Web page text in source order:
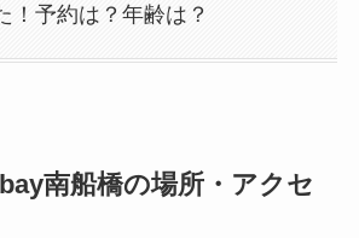
！予約は？年齢は？
南船橋の場所・アクセ